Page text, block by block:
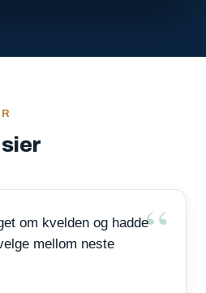
om kvelden og hadde
mellom neste